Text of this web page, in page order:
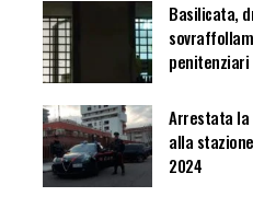
Basilicata,
penitenziari
Arrestata la
alla
2024